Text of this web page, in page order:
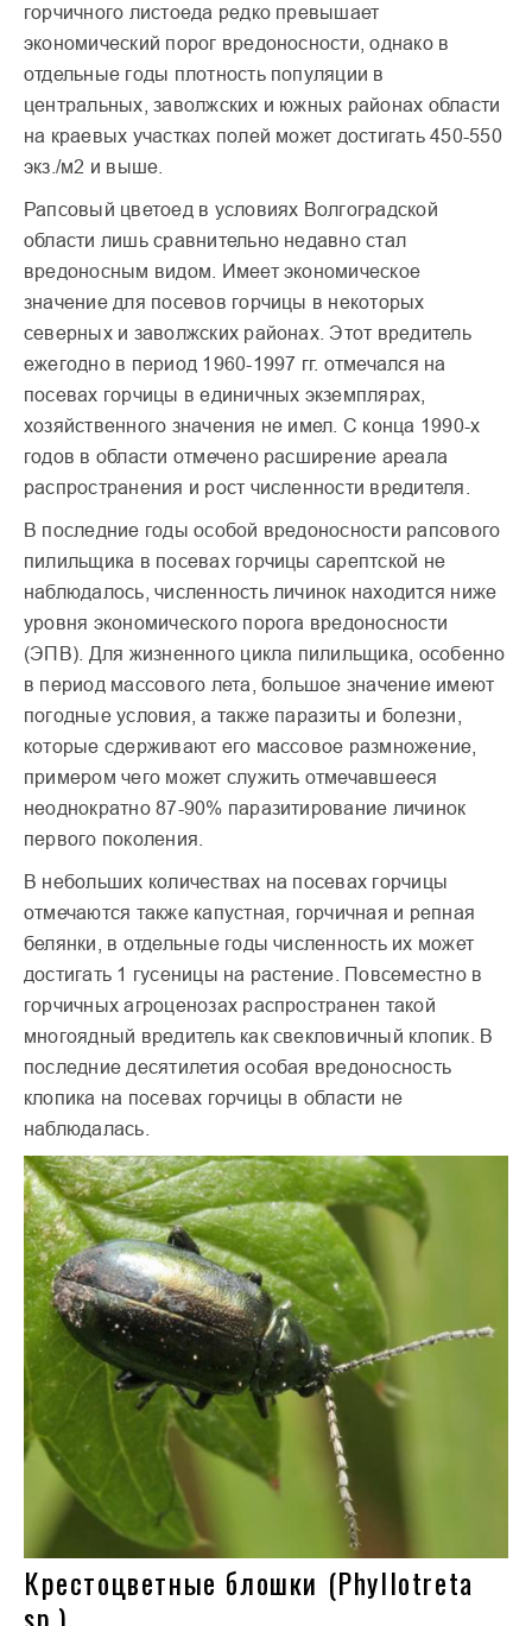
горчичного листоеда редко превышает
экономический порог вредоносности, однако в
отдельные годы плотность популяции в
центральных, заволжских и южных районах области
на краевых участках полей может достигать 450-550
экз./м2 и выше.
Рапсовый цветоед в условиях Волгоградской
области лишь сравнительно недавно стал
вредоносным видом. Имеет экономическое
значение для посевов горчицы в некоторых
северных и заволжских районах. Этот вредитель
ежегодно в период 1960-1997 гг. отмечался на
посевах горчицы в единичных экземплярах,
хозяйственного значения не имел. С конца 1990-х
годов в области отмечено расширение ареала
распространения и рост численности вредителя.
В последние годы особой вредоносности рапсового
пилильщика в посевах горчицы сарептской не
наблюдалось, численность личинок находится ниже
уровня экономического порога вредоносности
(ЭПВ). Для жизненного цикла пилильщика, особенно
в период массового лета, большое значение имеют
погодные условия, а также паразиты и болезни,
которые сдерживают его массовое размножение,
примером чего может служить отмечавшееся
неоднократно 87-90% паразитирование личинок
первого поколения.
В небольших количествах на посевах горчицы
отмечаются также капустная, горчичная и репная
белянки, в отдельные годы численность их может
достигать 1 гусеницы на растение. Повсеместно в
горчичных агроценозах распространен такой
многоядный вредитель как свекловичный клопик. В
последние десятилетия особая вредоносность
клопика на посевах горчицы в области не
наблюдалась.
Крестоцветные блошки (Phyllotreta